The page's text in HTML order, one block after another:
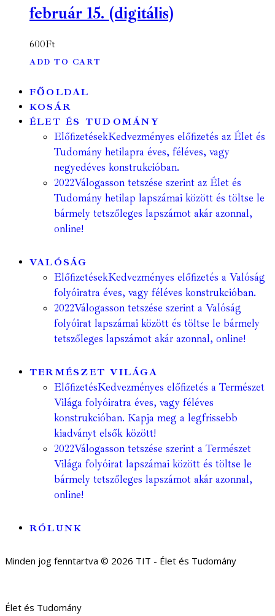
február 15. (digitális)
600Ft
ADD TO CART
FŐOLDAL
KOSÁR
ÉLET ÉS TUDOMÁNY
ElőfizetésekKedvezményes előfizetés az Élet és
Tudomány hetilapra éves, féléves, vagy
negyedéves konstrukcióban.
2022Válogasson tetszése szerint az Élet és
Tudomány hetilap lapszámai között és töltse le
bármely tetszőleges lapszámot akár azonnal,
online!
VALÓSÁG
ElőfizetésekKedvezményes előfizetés a Valóság
folyóiratra éves, vagy féléves konstrukcióban.
2022Válogasson tetszése szerint a Valóság
folyóirat lapszámai között és töltse le bármely
tetszőleges lapszámot akár azonnal, online!
TERMÉSZET VILÁGA
ElőfizetésKedvezményes előfizetés a Természet
Világa folyóiratra éves, vagy féléves
konstrukcióban. Kapja meg a legfrissebb
kiadványt elsők között!
2022Válogasson tetszése szerint a Természet
Világa folyóirat lapszámai között és töltse le
bármely tetszőleges lapszámot akár azonnal,
online!
RÓLUNK
Minden jog fenntartva © 2026 TIT - Élet és Tudomány
Élet és Tudomány